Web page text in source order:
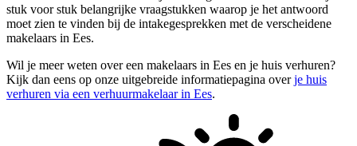
stuk voor stuk belangrijke vraagstukken waarop je het antwoord
moet zien te vinden bij de intakegesprekken met de verscheidene
makelaars in Ees.
Wil je meer weten over een makelaars in Ees en je huis verhuren?
Kijk dan eens op onze uitgebreide informatiepagina overje huis
verhuren via een verhuurmakelaar in Ees.